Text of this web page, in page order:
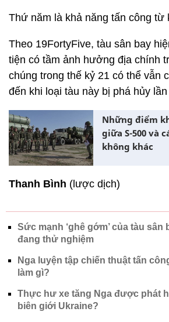
Thứ năm là khả năng tấn công từ
Theo 19FortyFive, tàu sân bay
tiện có tầm ảnh hưởng địa chính
chúng trong thế kỷ 21 có thể vẫn
đến khi loại tàu này bị phá hủy
Những điểm
giữa S-500 và
không khác
Thanh Bình (lược dịch)
Sức mạnh ‘ghê gớm’ của tàu
đang thử nghiệm
Nga luyện tập chiến thuật tấn
làm gì?
Thực hư xe tăng Nga được phát
biên giới Ukraine?